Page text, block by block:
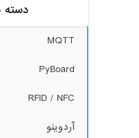
دسته
MQTT
PyBoard
RFID / NFC
آردوینو